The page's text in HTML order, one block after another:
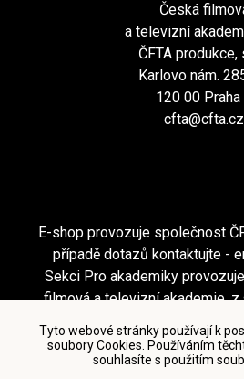
Tyto webové stránky používají k
soubory Cookies. Používáním
souhlasíte s použitím
Česká
a televizní
ČFTA produkce,
Karlovo nám.
120 00 Praha
cfta@cfta.cz
E-shop provozuje společnost
případě dotazů kontaktujte -
Sekci Pro akademiky
filmová a televizní akademie,
Podmínky užití a zásady